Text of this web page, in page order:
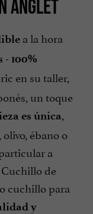
ANGLET
a la hora
- 100%
en su taller,
un toque
es única,
ébano o
a
de
cuchillo para
y